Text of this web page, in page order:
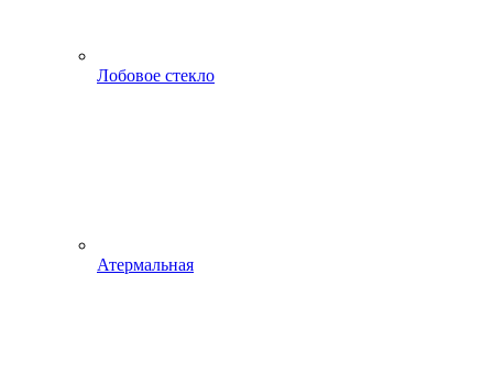
Лобовое стекло
Атермальная